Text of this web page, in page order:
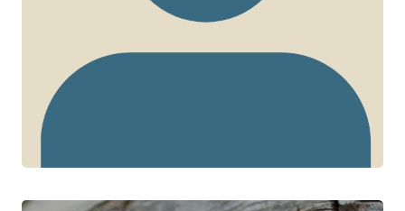
Sean Ari Bitnun
CHERCHEUR CTN+